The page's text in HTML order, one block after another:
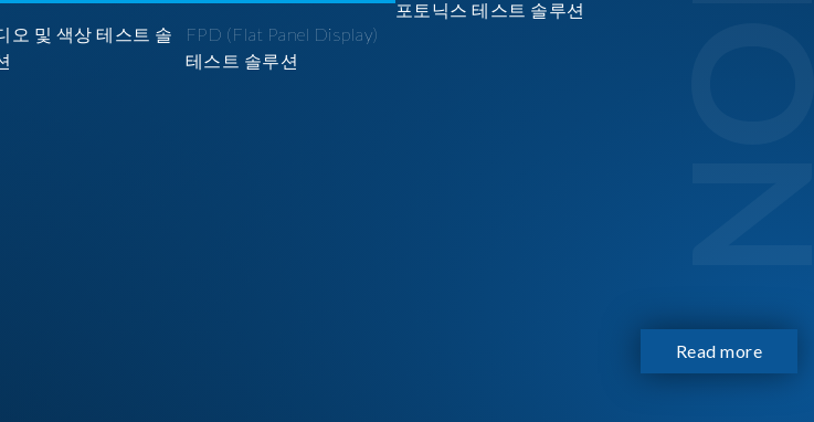
오 및 색상 테스트 솔
FPD (Flat Panel Display)
테스트 솔루션
포토닉스 테스트 솔루션
Read more